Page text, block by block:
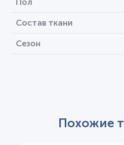
Состав ткани
Сезон
Похожие